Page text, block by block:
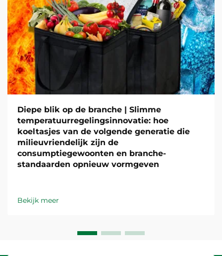
Diepe blik op de branche | Slimme
temperatuurregelingsinnovatie: hoe
koeltasjes van de volgende generatie die
milieuvriendelijk zijn de
consumptiegewoonten en branche-
standaarden opnieuw vormgeven
Bekijk meer